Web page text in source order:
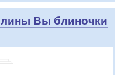
Вы блиночки